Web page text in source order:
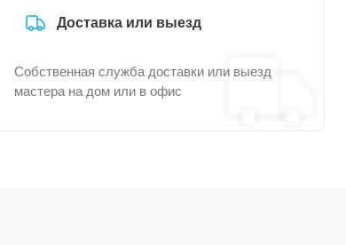
Доставка или выезд
Собственная служба доставки или выезд
мастера на дом или в офис